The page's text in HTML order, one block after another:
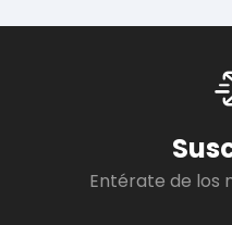
Entérate de los